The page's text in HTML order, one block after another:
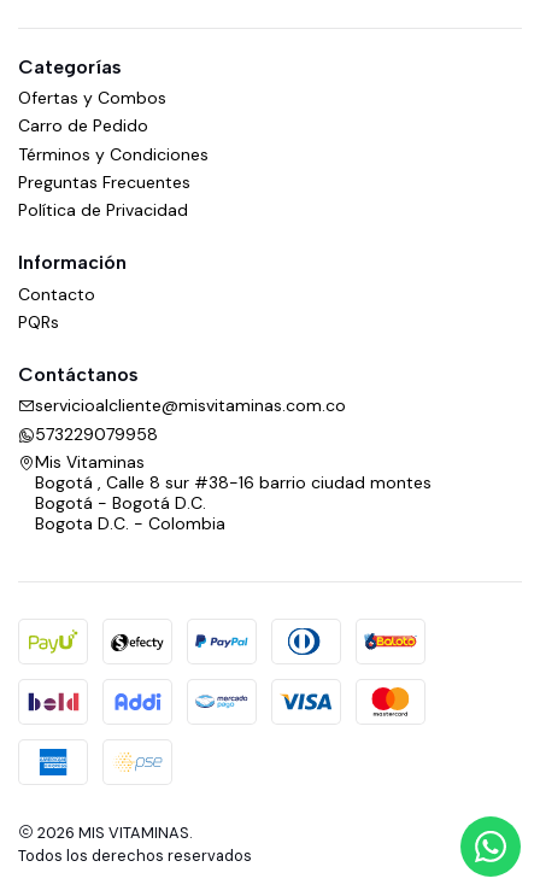
Categorías
Ofertas y Combos
Carro de Pedido
Términos y Condiciones
Preguntas Frecuentes
Política de Privacidad
Información
Contacto
PQRs
Contáctanos
servicioalcliente@misvitaminas.com.co
573229079958
Mis Vitaminas
Bogotá , Calle 8 sur #38-16 barrio ciudad montes
Bogotá - Bogotá D.C.
Bogota D.C. - Colombia
2026 MIS VITAMINAS.
Todos los derechos reservados